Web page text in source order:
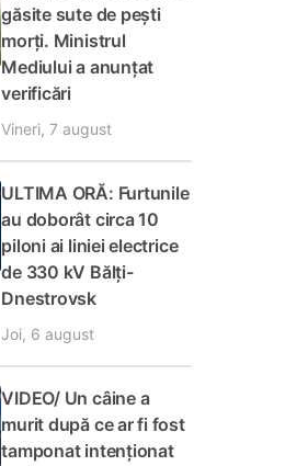
găsite sute de pești
morți. Ministrul
Mediului a anunțat
verificări
Vineri, 7 august
ULTIMA ORĂ: Furtunile
au doborât circa 10
piloni ai liniei electrice
de 330 kV Bălți-
Dnestrovsk
Joi, 6 august
VIDEO/ Un câine a
murit după ce ar fi fost
tamponat intenționat